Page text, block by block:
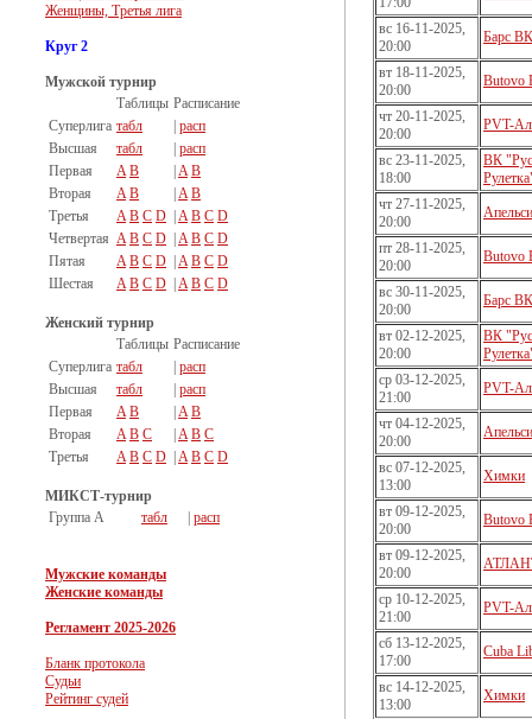
Женщины, Третья лига
Круг 2
Мужской турнир
Таблицы Расписание
Суперлига табл
расп
Высшая
табл
расп
Первая
A B A B
Вторая
A B A B
Третья
A B C D A B C D
Четвертая A B C D A B C D
Пятая
A B C D A B C D
Шестая
A B C D A B C D
Женский турнир
Таблицы Расписание
Суперлига табл
расп
Высшая
табл
расп
Первая
A B A B
Вторая
A B C A B C
Третья
A B C D A B C D
МИКСТ-турнир
Группа А
табл расп
Мужские команды
Женские команды
Регламент 2025-2026
Бланк протокола
Судьи
Рейтинг судей
вс 16-11-2025,
20:00
Барс ВК
вт 18-11-2025,
20:00
Butovo
чт 20-11-2025,
20:00
PVT-
вс 23-11-2025,
18:00
ВК
чт 27-11-2025,
20:00
пт 28-11-2025,
20:00
Butovo
вс 30-11-2025,
20:00
Барс ВК
вт 02-12-2025,
20:00
ВК
ср 03-12-2025,
21:00
PVT-
чт 04-12-2025,
20:00
вс 07-12-2025,
13:00
Химки
вт 09-12-2025,
20:00
Butovo
вт 09-12-2025,
20:00
ср 10-12-2025,
21:00
PVT-
сб 13-12-2025,
17:00
Cuba
вс 14-12-2025,
13:00
Химки